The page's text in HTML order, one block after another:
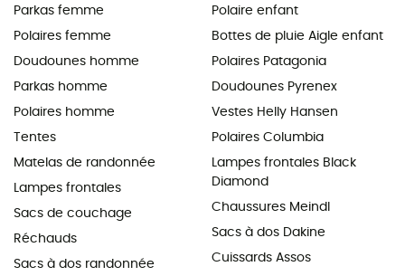
Parkas femme
Polaires femme
Doudounes homme
Parkas homme
Polaires homme
Tentes
Matelas de randonnée
Lampes frontales
Sacs de couchage
Réchauds
Sacs à dos randonnée
Polaire enfant
Bottes de pluie Aigle enfant
Polaires Patagonia
Doudounes Pyrenex
Vestes Helly Hansen
Polaires Columbia
Lampes frontales Black
Diamond
Chaussures Meindl
Sacs à dos Dakine
Cuissards Assos